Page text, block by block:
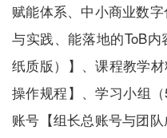
赋能体系、中小商业数
与实践、能落地的ToB
纸质版）】、课程教学
操作规程】、学习小组
账号【组长总账号与团